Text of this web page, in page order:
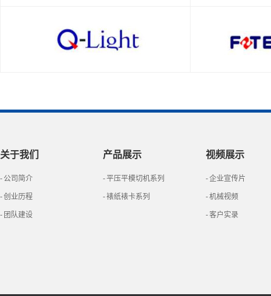
关于我们
- 公司简介
- 创业历程
- 团队建设
产品展示
- 平压平模切机系列
- 裱纸裱卡系列
视频展示
- 企业宣传片
- 机械视频
- 客户实录